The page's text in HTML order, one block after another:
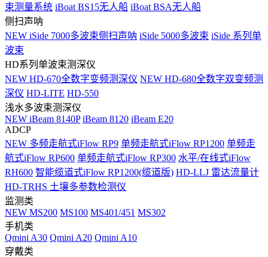
束测量系统 iBoat BS15无人船 iBoat BSA无人船
侧扫声呐
NEW iSide 7000多波束侧扫声呐 iSide 5000多波束 iSide 系列单
波束
HD系列单波束测深仪
NEW HD-670全数字变频测深仪 NEW HD-680全数字双变频测
深仪 HD-LITE HD-550
浅水多波束测深仪
NEW iBeam 8140P iBeam 8120 iBeam E20
ADCP
NEW 多频走航式iFlow RP9 单频走航式iFlow RP1200 单频走
航式iFlow RP600 单频走航式iFlow RP300 水平/在线式iFlow
RH600 智能缆道式iFlow RP1200(缆道版) HD-LLJ 雷达流量计
HD-TRHS 土壤多参数检测仪
监测类
NEW MS200 MS100 MS401/451 MS302
手机类
Qmini A30 Qmini A20 Qmini A10
穿戴类